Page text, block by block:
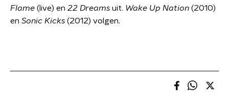
Flame (live) en 22 Dreams uit. Wake Up Nation (2010)
en Sonic Kicks (2012) volgen.